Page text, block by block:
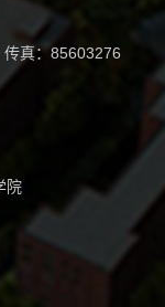
真：85603276
院